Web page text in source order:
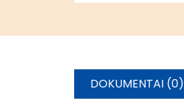
DOKUMENTAI (0)